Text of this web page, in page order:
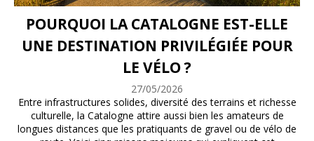
POURQUOI LA CATALOGNE EST-ELLE
UNE DESTINATION PRIVILÉGIÉE POUR
LE VÉLO ?
27/05/2026
Entre infrastructures solides, diversité des terrains et richesse
culturelle, la Catalogne attire aussi bien les amateurs de
longues distances que les pratiquants de gravel ou de vélo de